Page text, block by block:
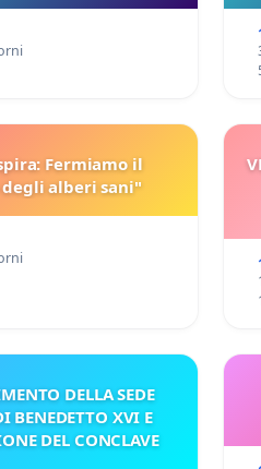
Veneta
Fermiamo il
degli alberi sani"
DELLA SEDE
BENEDETTO XVI E
DEL CONCLAVE